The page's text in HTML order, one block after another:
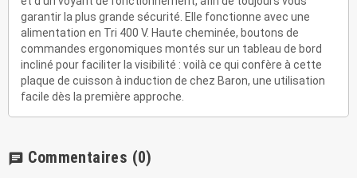
garantir la plus grande sécurité. Elle fonctionne avec une
alimentation en Tri 400 V. Haute cheminée, boutons de
commandes ergonomiques montés sur un tableau de bord
incliné pour faciliter la visibilité : voilà ce qui confère à cette
plaque de cuisson à induction de chez Baron, une utilisation
facile dès la première approche.
chat Commentaires (0)